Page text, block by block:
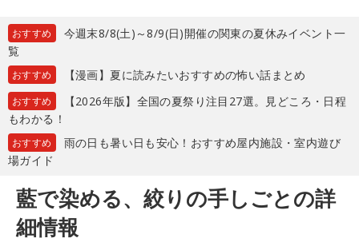
おすすめ
今週末8/8(土)～8/9(日)開催の関東の夏休みイベント一
覧
おすすめ 【漫画】夏に読みたいおすすめの怖い話まとめ
おすすめ
【2026年版】全国の夏祭り注目27選。見どころ・日程
もわかる！
おすすめ
雨の日も暑い日も安心！おすすめ屋内施設・室内遊び
場ガイド
藍で染める、絞りの手しごとの詳
細情報